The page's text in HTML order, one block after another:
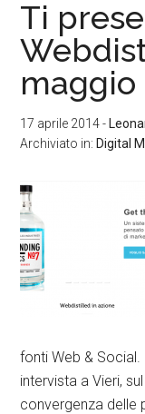
Ti
maggio
17 aprile 2014-
Archiviato in: Digital
fonti Web & Social.
intervista a Vieri,
convergenza